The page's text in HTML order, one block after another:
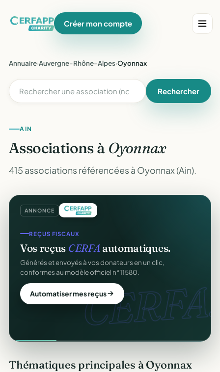
Créer mon compte
Annuaire›Auvergne-Rhône-Alpes›Oyonnax
Rechercher
AIN
Associations à Oyonnax
415 associations référencées à Oyonnax (Ain).
ANNONCE
CERFA.
REÇUS FISCAUX
Vos reçus CERFAautomatiques.
Générés et envoyés à vos donateurs en un clic,
conformes au modèle officiel n°11580.
Automatiser mes reçus
Thématiques principales à Oyonnax